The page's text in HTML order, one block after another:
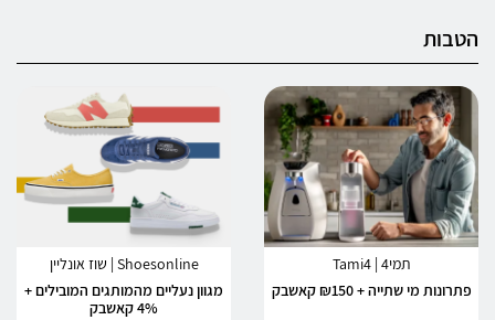
הטבות
תמי4 | Tami4
פתרונות מי שתייה + ₪150 קאשבק
Shoesonline | שוז אונליין
מגוון נעליים מהמותגים המובילים +
4% קאשבק